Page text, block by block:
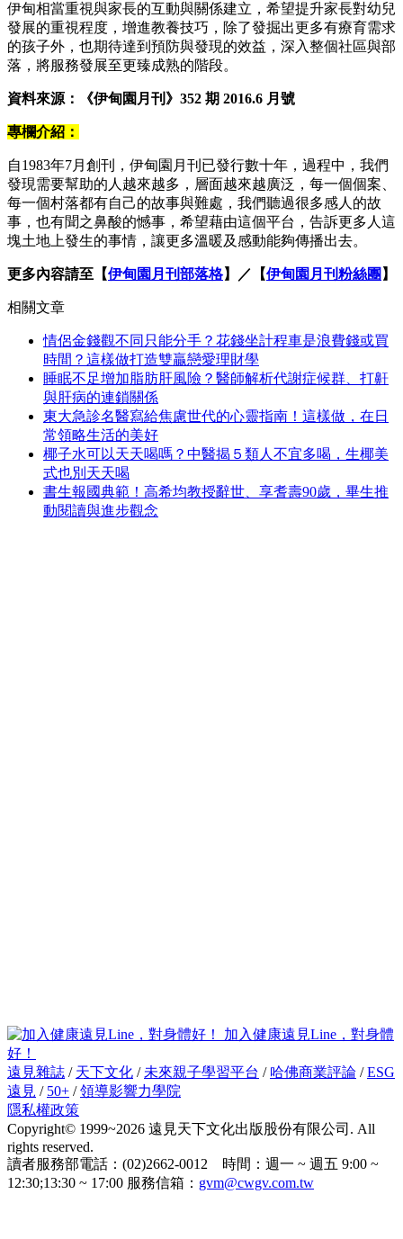
伊甸相當重視與家長的互動與關係建立，希望提升家長對幼兒
發展的重視程度，增進教養技巧，除了發掘出更多有療育需求
的孩子外，也期待達到預防與發現的效益，深入整個社區與部
落，將服務發展至更臻成熟的階段。
資料來源：《伊甸園月刊》 352 期 2016.6 月號
專欄介紹：
自1983年7月創刊，伊甸園月刊已發行數十年，過程中，我們
發現需要幫助的人越來越多，層面越來越廣泛，每一個個案、
每一個村落都有自己的故事與難處，我們聽過很多感人的故
事，也有聞之鼻酸的憾事，希望藉由這個平台，告訴更多人這
塊土地上發生的事情，讓更多溫暖及感動能夠傳播出去。
更多內容請至【伊甸園月刊部落格】／【伊甸園月刊粉絲團 】
相關文章
情侶金錢觀不同只能分手？花錢坐計程車是浪費錢或買
時間？這樣做打造雙贏戀愛理財學
睡眠不足增加脂肪肝風險？醫師解析代謝症候群、打鼾
與肝病的連鎖關係
東大急診名醫寫給焦慮世代的心靈指南！這樣做，在日
常領略生活的美好
椰子水可以天天喝嗎？中醫揭５類人不宜多喝，生椰美
式也別天天喝
書生報國典範！高希均教授辭世、享耆壽90歲，畢生推
動閱讀與進步觀念
加入健康遠見Line，對身體
好！
遠見雜誌 / 天下文化 / 未來親子學習平台 / 哈佛商業評論 /ESG
遠見 / 50+ /領導影響力學院
隱私權政策
Copyright© 1999~2026 遠見天下文化出版股份有限公司. All
rights reserved.
讀者服務部電話：(02)2662-0012 時間：週一 ~ 週五 9:00 ~
12:30;13:30 ~ 17:00 服務信箱： gvm@cwgv.com.tw